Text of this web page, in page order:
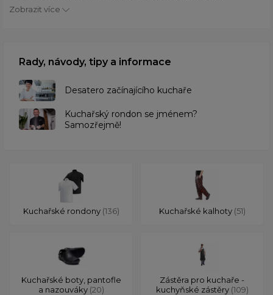
Zobrazit více
Rady, návody, tipy a informace
Desatero začínajícího kuchaře
Kuchařský rondon se jménem?
Samozřejmě!
Kuchařské rondony (136) Kuchařské kalhoty (51)
Kuchařské boty, pantofle
a nazouváky (20)
Zástěra pro kuchaře -
kuchyňské zástěry (109)